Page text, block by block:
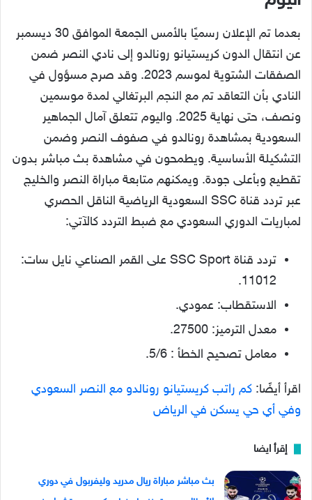
بعدما تم الإعلان رسميًا بالأمس الجمعة الموافق 30 ديسمبر
عن انتقال الدون كريستيانو رونالدو إلى نادي النصر ضمن
الصفقات الشتوية لموسم 2023. وقد صرح مسؤول في
النادي بأن التعاقد تم مع النجم البرتغالي لمدة موسمين
ونصف، حتى نهاية 2025. واليوم تتعلق آمال الجماهير
السعودية بمشاهدة رونالدو في صفوف النصر وضمن
التشكيلة الأساسية. ويطمحون في مشاهدة بث مباشر بدون
تقطيع وبأعلى جودة. ويمكنهم متابعة مباراة النصر والخليج
عبر تردد قناة SSC السعودية الرياضية الناقل الحصري
لمباريات الدوري السعودي مع ضبط التردد كالآتي:
تردد قناة SSC Sport على القمر الصناعي نايل سات:
11012.
الاستقطاب: عمودي.
معدل الترميز: 27500.
معامل تصحيح الخطأ : 5/6.
اقرأ أيضًا: كم راتب كريستيانو رونالدو مع النصر السعودي
وفي أي حي يسكن في الرياض
إقرأ ايضا
بث مباشر مباراة ريال مدريد وليفربول في دوري